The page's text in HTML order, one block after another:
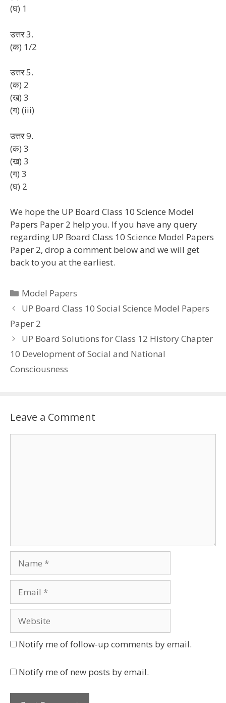
(घ) 1
उत्तर 3.
(क) 1/2
उत्तर 5.
(क) 2
(ख) 3
(ग) (iii)
उत्तर 9.
(क) 3
(ख) 3
(ग) 3
(घ) 2
We hope the UP Board Class 10 Science Model
Papers Paper 2 help you. If you have any query
regarding UP Board Class 10 Science Model Papers
Paper 2, drop a comment below and we will get
back to you at the earliest.
Categories
Model Papers
UP Board Class 10 Social Science Model Papers
Paper 2
UP Board Solutions for Class 12 History Chapter
10 Development of Social and National
Consciousness
Leave a Comment
Notify me of follow-up comments by email.
Notify me of new posts by email.